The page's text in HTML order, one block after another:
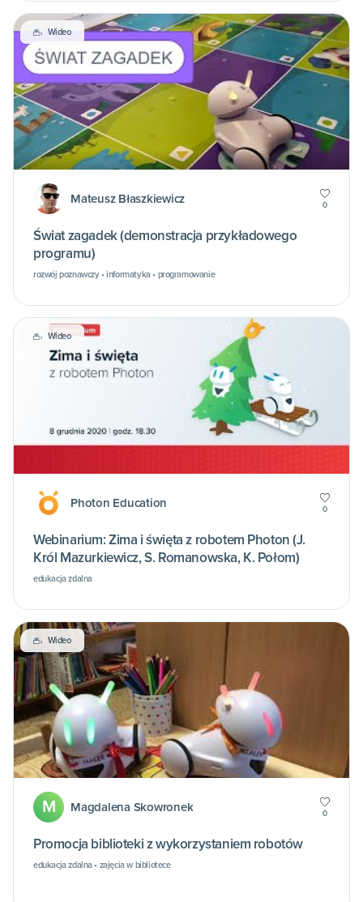
Wideo
Mateusz Błaszkiewicz 0
Świat zagadek (demonstracja przykładowego
programu)
rozwój poznawczy • informatyka • programowanie
Wideo
Photon Education 0
Webinarium: Zima i święta z robotem Photon (J.
Król Mazurkiewicz, S. Romanowska, K. Połom)
edukacja zdalna
Wideo
M Magdalena Skowronek 0
Promocja biblioteki z wykorzystaniem robotów
edukacja zdalna • zajęcia w bibliotece